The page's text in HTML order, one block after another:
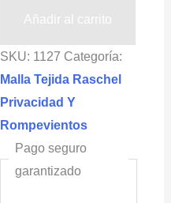
OBAMALLA®
color
gris
(Sombra
96%)
cantidad
Añadir al carrito
SKU: 1127 Categoría:
Malla Tejida Raschel
Privacidad Y
Rompevientos
Pago seguro
garantizado